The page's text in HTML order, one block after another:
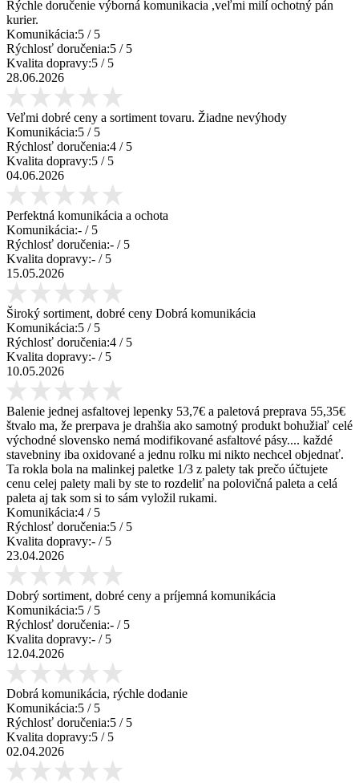
Rýchle doručenie výborná komunikacia ,veľmi milí ochotný pán
kurier.
Komunikácia:5 / 5
Rýchlosť doručenia:5 / 5
Kvalita dopravy:5 / 5
28.06.2026
Veľmi dobré ceny a sortiment tovaru. Žiadne nevýhody
Komunikácia:5 / 5
Rýchlosť doručenia:4 / 5
Kvalita dopravy:5 / 5
04.06.2026
Perfektná komunikácia a ochota
Komunikácia:- / 5
Rýchlosť doručenia:- / 5
Kvalita dopravy:- / 5
15.05.2026
Široký sortiment, dobré ceny Dobrá komunikácia
Komunikácia:5 / 5
Rýchlosť doručenia:4 / 5
Kvalita dopravy:- / 5
10.05.2026
Balenie jednej asfaltovej lepenky 53,7€ a paletová preprava 55,35€
štvalo ma, že prerpava je drahšia ako samotný produkt bohužiaľ celé
východné slovensko nemá modifikované asfaltové pásy.... každé
stavebniny iba oxidované a jednu rolku mi nikto nechcel objednať.
Ta rokla bola na malinkej paletke 1/3 z palety tak prečo účtujete
cenu celej palety mali by ste to rozdeliť na polovičná paleta a celá
paleta aj tak som si to sám vyložil rukami.
Komunikácia:4 / 5
Rýchlosť doručenia:5 / 5
Kvalita dopravy:- / 5
23.04.2026
Dobrý sortiment, dobré ceny a príjemná komunikácia
Komunikácia:5 / 5
Rýchlosť doručenia:- / 5
Kvalita dopravy:- / 5
12.04.2026
Dobrá komunikácia, rýchle dodanie
Komunikácia:5 / 5
Rýchlosť doručenia:5 / 5
Kvalita dopravy:5 / 5
02.04.2026